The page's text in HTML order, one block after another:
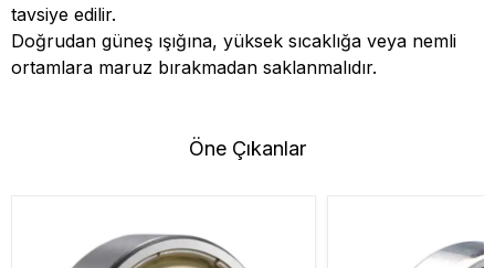
tavsiye edilir.
Doğrudan güneş ışığına, yüksek sıcaklığa veya nemli
ortamlara maruz bırakmadan saklanmalıdır.
Öne Çıkanlar